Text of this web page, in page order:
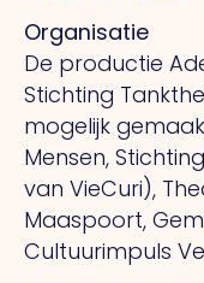
Organisatie
De productie
Stichting
mogelijk
Mensen,
van VieCuri),
Maaspoort,
Cultuurimpuls